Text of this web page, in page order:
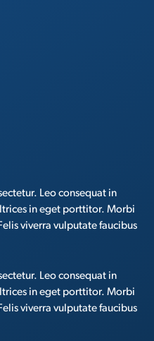
Leo consequat in
in eget porttitor. Morbi
viverra vulputate faucibus
Leo consequat in
in eget porttitor. Morbi
viverra vulputate faucibus